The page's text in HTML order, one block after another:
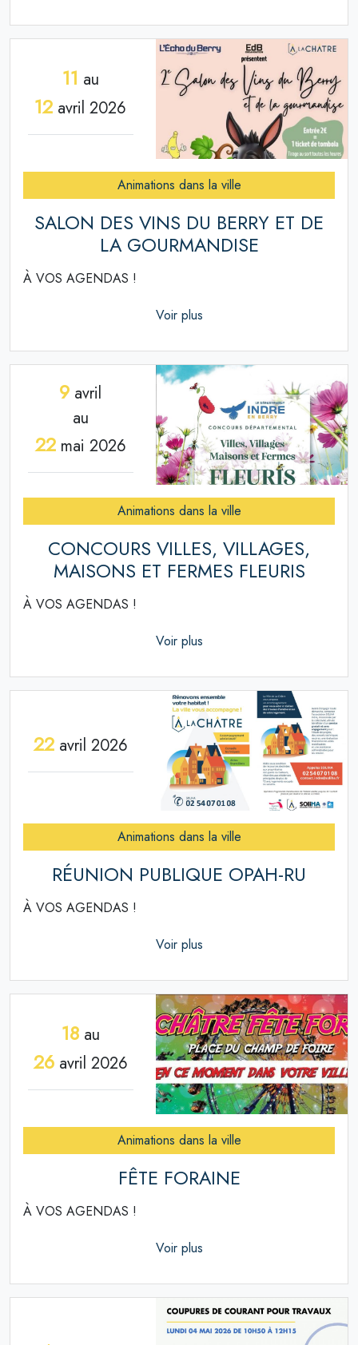
11 au
12 avril 2026
Animations dans la ville
SALON DES VINS DU BERRY ET DE
LA GOURMANDISE
À VOS AGENDAS !
Voir plus
9 avril
au
22mai 2026
Animations dans la ville
CONCOURS VILLES, VILLAGES,
MAISONS ET FERMES FLEURIS
À VOS AGENDAS !
Voir plus
22avril 2026
Animations dans la ville
RÉUNION PUBLIQUE OPAH-RU
À VOS AGENDAS !
Voir plus
18au
26avril 2026
Animations dans la ville
FÊTE FORAINE
À VOS AGENDAS !
Voir plus